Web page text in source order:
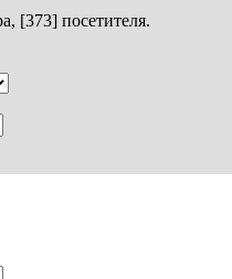
[373] посетителя.